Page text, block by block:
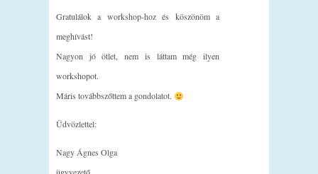
Gratulálok a workshop-hoz és köszönöm a
meghívást!
Nagyon jó ötlet, nem is láttam még ilyen
workshopot.
Máris továbbszőttem a gondolatot.
Üdvözlettel:
Nagy Ágnes Olga